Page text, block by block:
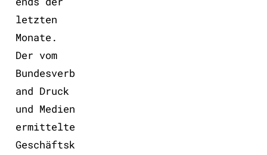
letzten
Monate.
Der vom
Bundesverb
and Druck
und Medien
ermittelte
Geschäftsk